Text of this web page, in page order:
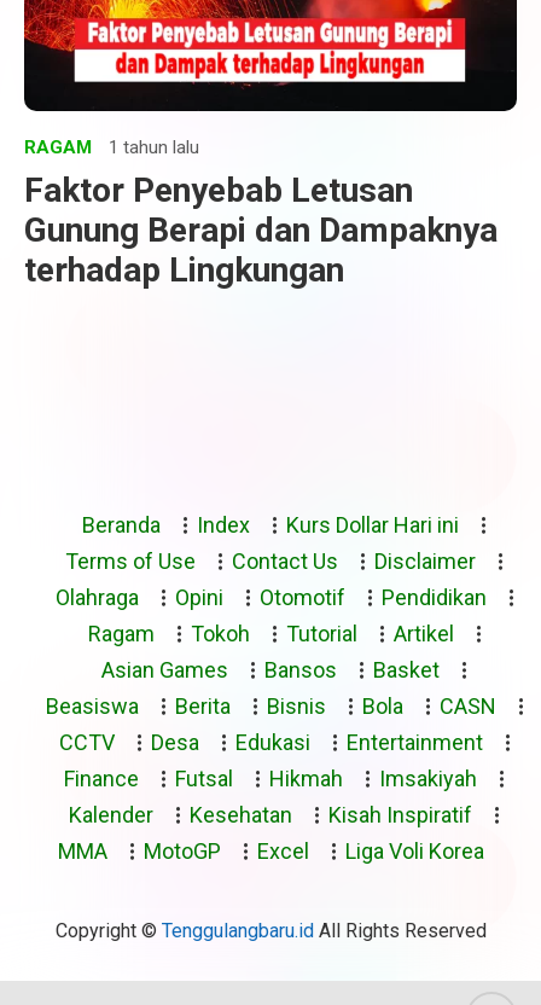
RAGAM 1 tahun lalu
Faktor Penyebab Letusan
Gunung Berapi dan Dampaknya
terhadap Lingkungan
Beranda Index
Kurs Dollar Hari ini
Terms of Use
Contact Us
Disclaimer
Olahraga
Opini Otomotif
Pendidikan
Ragam
Tokoh Tutorial
Artikel
Asian Games
Bansos
Basket
Beasiswa
Berita Bisnis Bola
CASN
CCTV
Desa Edukasi
Entertainment
Finance
Futsal Hikmah
Imsakiyah
Kalender
Kesehatan
Kisah Inspiratif
MMA
MotoGP Excel Liga Voli Korea
Copyright © Tenggulangbaru.idAll Rights Reserved